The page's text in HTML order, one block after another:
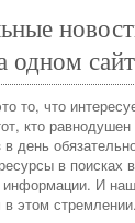
одном
то, что
кто равнодушен
в день
в поисках
информации. И
этом стремлении.